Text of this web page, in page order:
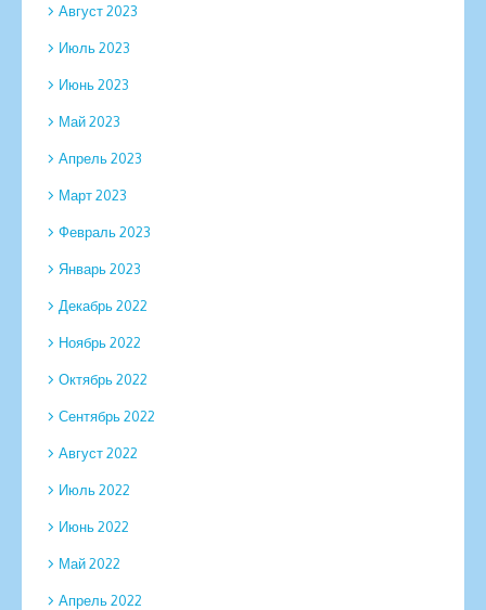
Август 2023
Июль 2023
Июнь 2023
Май 2023
Апрель 2023
Март 2023
Февраль 2023
Январь 2023
Декабрь 2022
Ноябрь 2022
Октябрь 2022
Сентябрь 2022
Август 2022
Июль 2022
Июнь 2022
Май 2022
Апрель 2022